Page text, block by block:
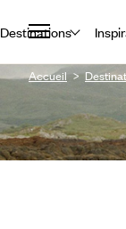
Destinations
Accueil